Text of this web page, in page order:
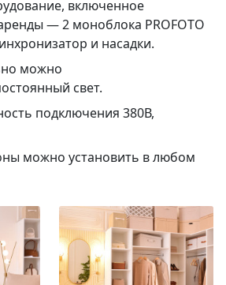
включенное
— 2 моноблока PROFOTO
и насадки.
можно
свет.
подключения 380В,
можно установить в любом